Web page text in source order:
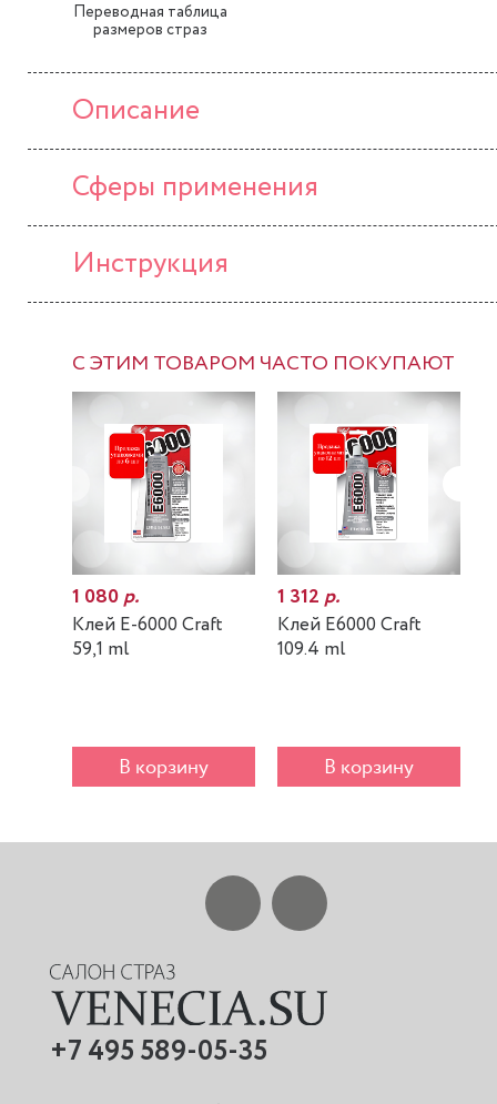
Переводная таблица
размеров страз
Описание
Сферы применения
Инструкция
С ЭТИМ ТОВАРОМ ЧАСТО ПОКУПАЮТ
1 080р.
Клей E-6000 Craft
59,1 ml
В корзину
1 312р.
Клей E6000 Craft
109.4 ml
В корзину
+7 495 589-05-35